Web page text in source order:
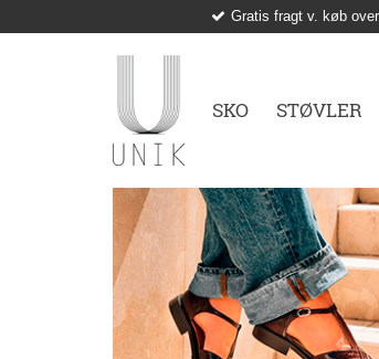
Gratis fragt v. køb
SKO STØVLER